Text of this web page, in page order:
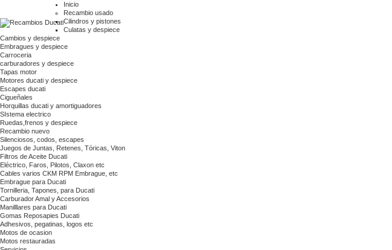
Inicio
Recambio usado
Cilindros y pistones
Culatas y despiece
Cambios y despiece
Embragues y despiece
Carroceria
carburadores y despiece
Tapas motor
Motores ducati y despiece
Escapes ducati
Cigueñales
Horquillas ducati y amortiguadores
SIstema electrico
Ruedas,frenos y despiece
Recambio nuevo
Silenciosos, codos, escapes
Juegos de Juntas, Retenes, Tóricas, Viton
Filtros de Aceite Ducati
Eléctrico, Faros, Pilotos, Claxon etc
Cables varios CKM RPM Embrague, etc
Embrague para Ducati
Tornilleria, Tapones, para Ducati
Carburador Amal y Accesorios
Manilllares para Ducati
Gomas Reposapies Ducati
Adhesivos, pegatinas, logos etc
Motos de ocasion
Motos restauradas